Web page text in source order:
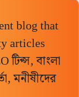
blog that
articles
টিপ্স, বাংলা
মনীষীদের